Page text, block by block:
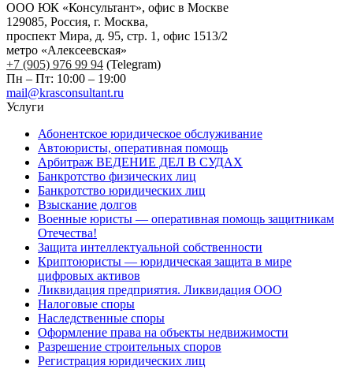
ООО ЮК «Консультант», офис в Москве
129085, Россия, г. Москва,
проспект Мира, д. 95, стр. 1, офис 1513/2
метро «Алексеевская»
+7 (905) 976 99 94 (Telegram)
Пн – Пт: 10:00 – 19:00
mail@krasconsultant.ru
Услуги
Абонентское юридическое обслуживание
Автоюристы, оперативная помощь
Арбитраж ВЕДЕНИЕ ДЕЛ В СУДАХ
Банкротство физических лиц
Банкротство юридических лиц
Взыскание долгов
Военные юристы — оперативная помощь защитникам
Отечества!
Защита интеллектуальной собственности
Криптоюристы — юридическая защита в мире
цифровых активов
Ликвидация предприятия. Ликвидация ООО
Налоговые споры
Наследственные споры
Оформление права на объекты недвижимости
Разрешение строительных споров
Регистрация юридических лиц